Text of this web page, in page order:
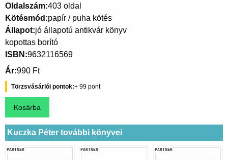
Oldalszám 403 oldal
Kötésmód papír / puha kötés
Állapot jó állapotú antikvár könyv
kopottas borító
ISBN 9632116569
Ár 990 Ft
Törzsvásárlói pontok 99
Kuczka Péter további könyvei
PARTNER PARTNER PARTNER